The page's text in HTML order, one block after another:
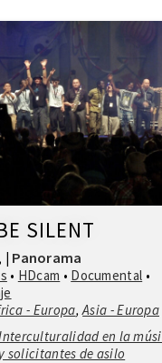
SILENT
| Panorama
• HDcam • Documental •
- Europa,Asia - Europa
en la
solicitantes de asilo